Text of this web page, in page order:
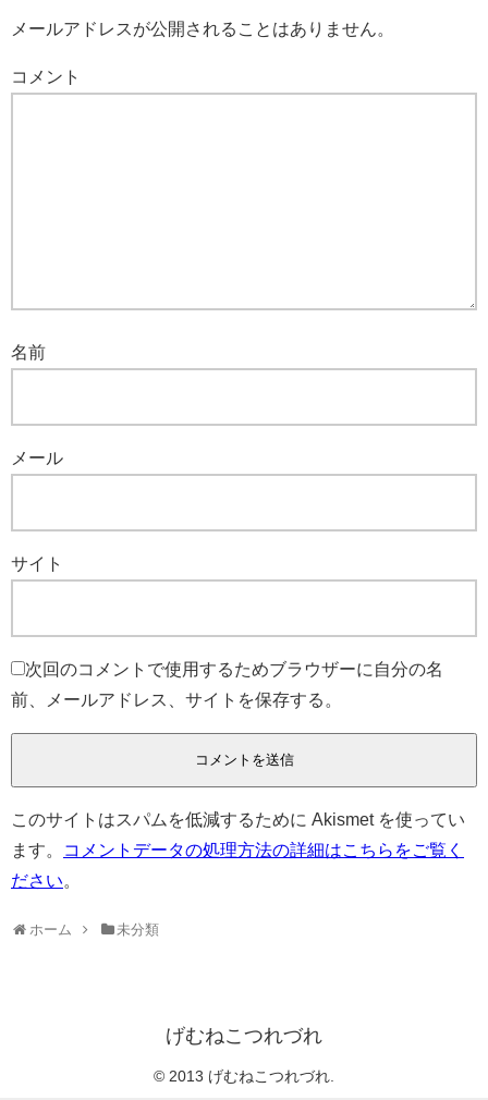
メールアドレスが公開されることはありません。
コメント
名前
メール
サイト
次回のコメントで使用するためブラウザーに自分の名
前、メールアドレス、サイトを保存する。
このサイトはスパムを低減するために Akismet を使ってい
ます。
コメントデータの処理方法の詳細はこちらをご覧く
ださい。
ホーム 未分類
げむねこつれづれ
© 2013 げむねこつれづれ.